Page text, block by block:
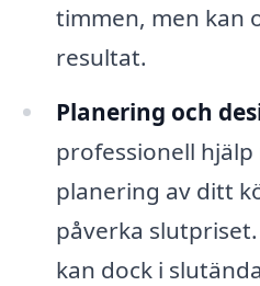
timmen, men kan
resultat.
Planering och
professionell
planering av ditt
påverka
kan dock i